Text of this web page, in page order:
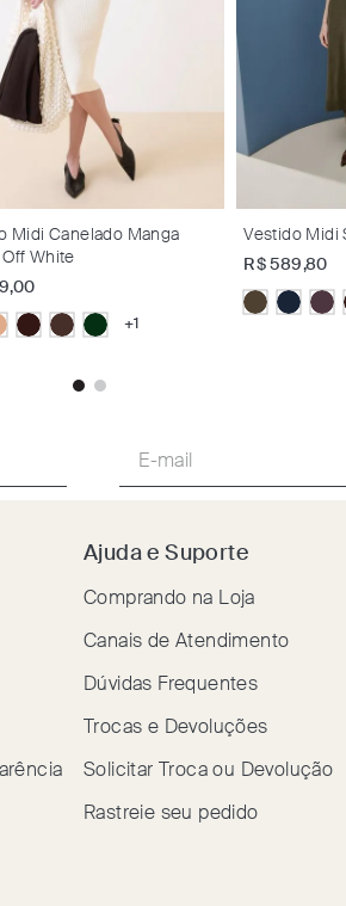
Midi Canelado Manga
Off White
,00
+1
Vestido Midi
R$ 589,80
Ajuda e Suporte
Comprando na Loja
Canais de Atendimento
Dúvidas Frequentes
Trocas e Devoluções
Solicitar Troca ou Devolução
Rastreie seu pedido